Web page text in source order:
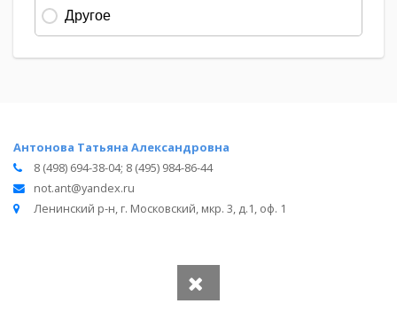
Антонова Татьяна Александровна
8 (498) 694-38-04; 8 (495) 984-86-44
not.ant@yandex.ru
Ленинский р-н, г. Московский, мкр. 3, д.1, оф. 1